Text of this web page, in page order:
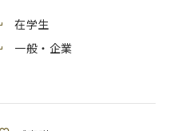
在学生
一般・企業